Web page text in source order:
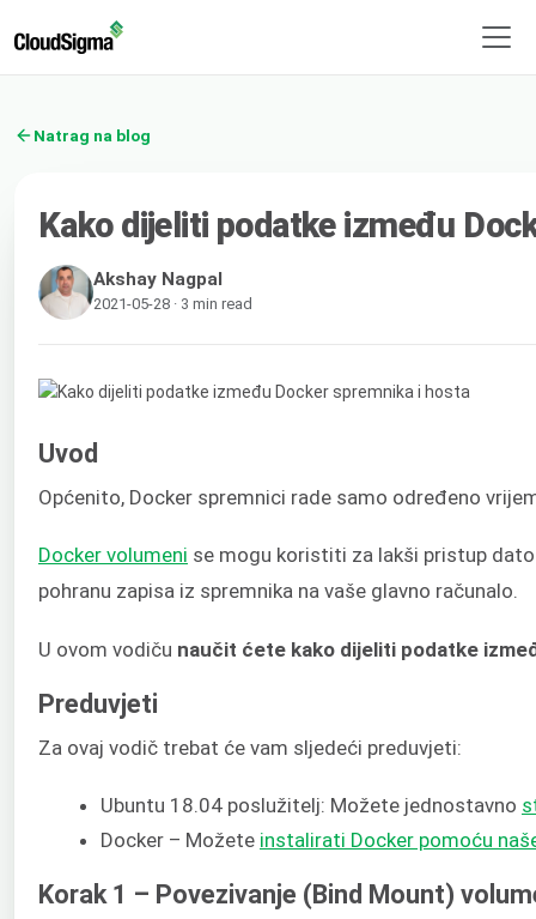
Natrag na blog
Kako dijeliti podatke između
Akshay Nagpal
2021-05-28 · 3 min read
Uvod
Općenito, Docker spremnici rade samo određeno
Docker volumeni se mogu koristiti za lakši pristup
pohranu zapisa iz spremnika na vaše glavno računalo.
U ovom vodiču naučit ćete kako dijeliti podatke
Preduvjeti
Za ovaj vodič trebat će vam sljedeći preduvjeti:
Ubuntu 18.04 poslužitelj: Možete jednostavno
Docker – Možete instalirati Docker pomoću
Korak 1 – Povezivanje (Bind Mount)